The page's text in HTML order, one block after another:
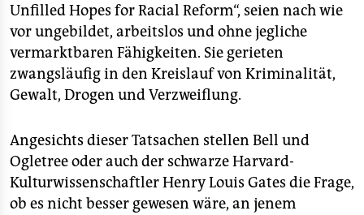
Unfilled Hopes for Racial Reform“, seien nach wie
vor ungebildet, arbeitslos und ohne jegliche
vermarktbaren Fähigkeiten. Sie gerieten
zwangsläufig in den Kreislauf von Kriminalität,
Gewalt, Drogen und Verzweiflung.
Angesichts dieser Tatsachen stellen Bell und
Ogletree oder auch der schwarze Harvard-
Kulturwissenschaftler Henry Louis Gates die Frage,
ob es nicht besser gewesen wäre, an jenem